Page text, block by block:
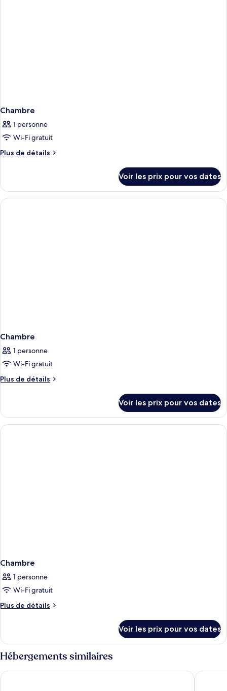
Chambre
1 personne
Wi-Fi gratuit
Plus de détails
Plus
le
type
de
Voir les prix pour vos dates
Chambre
1 personne
Wi-Fi gratuit
Plus de détails
Plus
le
type
de
Voir les prix pour vos dates
Chambre
1 personne
Wi-Fi gratuit
Plus de détails
Plus
le
type
de
Chambre
Voir les prix pour vos dates
Hébergements similaires
Grand Kata VIP - Kata Beach